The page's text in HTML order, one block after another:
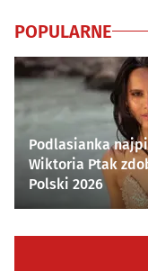
POPULARNE
Podlasianka
Wiktoria Ptak
Polski 2026